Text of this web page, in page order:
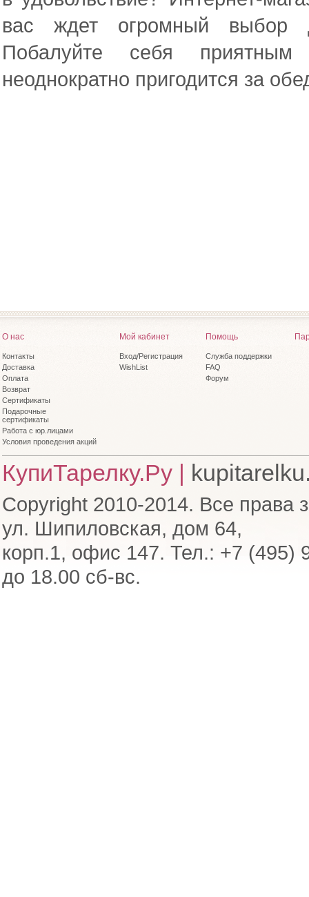
вас ждет огромный выбор
Побалуйте себя
неоднократно пригодится за
О нас
Контакты
Доставка
Оплата
Возврат
Сертификаты
Подарочные
сертификаты
Работа с юр.лицами
Условия проведения акций
Мой кабинет
Вход/Регистрация
WishList
Помощь
Служба поддержки
FAQ
Форум
КупиТарелку.Ру |
Copyright 2010-2014. Все права
ул. Шипиловская, дом 64,
корп.1, офис 147. Тел.: +7 (495)
до 18.00 сб-вс.